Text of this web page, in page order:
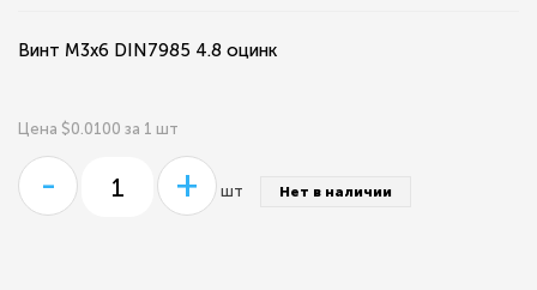
Винт М3х6 DIN7985 4.8 оцинк
Цена $0.0100 за 1 шт
- + шт Нет в наличии